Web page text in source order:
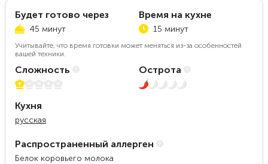
Будет готово через
45 минут
Время на кухне
15 минут
Учитывайте, что время готовки может меняться из-за особенностей
вашей техники.
Сложность
1 из 5
Острота
1 из 5
Кухня
русская
Распространенный аллерген
Белок коровьего молока